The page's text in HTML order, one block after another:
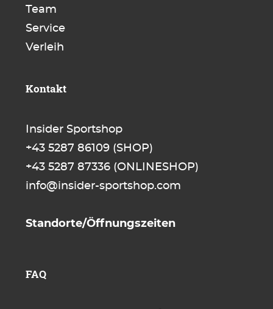
Team
Service
Verleih
Kontakt
Insider Sportshop
+43 5287 86109 (SHOP)
+43 5287 87336 (ONLINESHOP)
info@insider-sportshop.com
Standorte/Öffnungszeiten
FAQ